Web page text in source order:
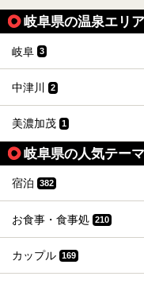
岐阜県の温泉エリ
岐阜 3
中津川 2
美濃加茂 1
岐阜県の人気テー
宿泊 382
お食事・食事処 210
カップル 169